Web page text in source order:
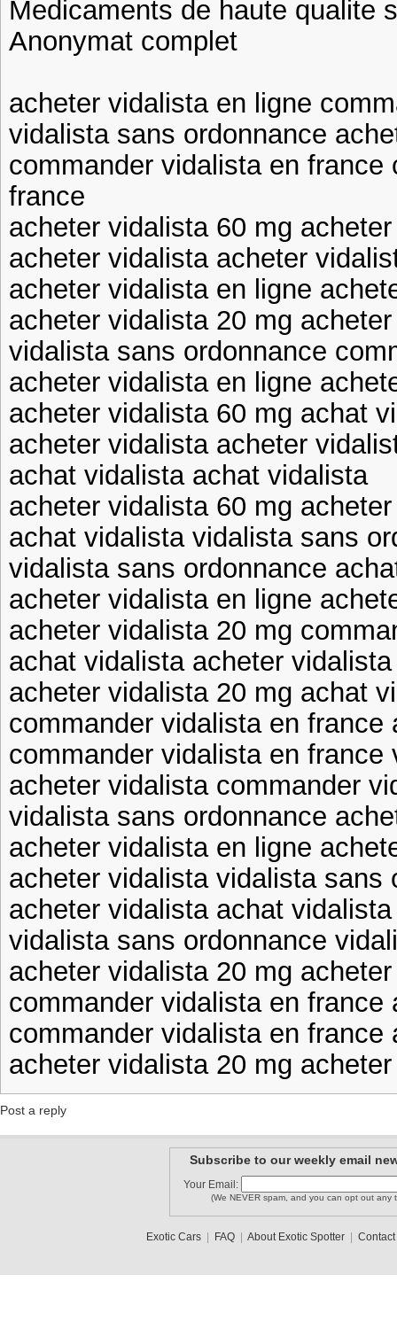
Medicaments de haute qualite
Anonymat complet
acheter vidalista en ligne
vidalista sans ordonnance
commander vidalista en france
france
acheter vidalista 60 mg
acheter vidalista acheter
acheter vidalista en ligne
acheter vidalista 20 mg
vidalista sans ordonnance
acheter vidalista en ligne
acheter vidalista 60 mg achat
acheter vidalista acheter
achat vidalista achat vidalista
acheter vidalista 60 mg
achat vidalista vidalista sans
vidalista sans ordonnance
acheter vidalista en ligne
acheter vidalista 20 mg
achat vidalista acheter
acheter vidalista 20 mg achat
commander vidalista en france
commander vidalista en
acheter vidalista commander
vidalista sans ordonnance
acheter vidalista en ligne
acheter vidalista vidalista sans
acheter vidalista achat vidalista
vidalista sans ordonnance
acheter vidalista 20 mg
commander vidalista en france
commander vidalista en
acheter vidalista 20 mg
Post a reply
Subscribe to our weekly email
Your Email:
(We NEVER spam, and you can opt out any
Exotic Cars| FAQ| About Exotic Spotter| Contact